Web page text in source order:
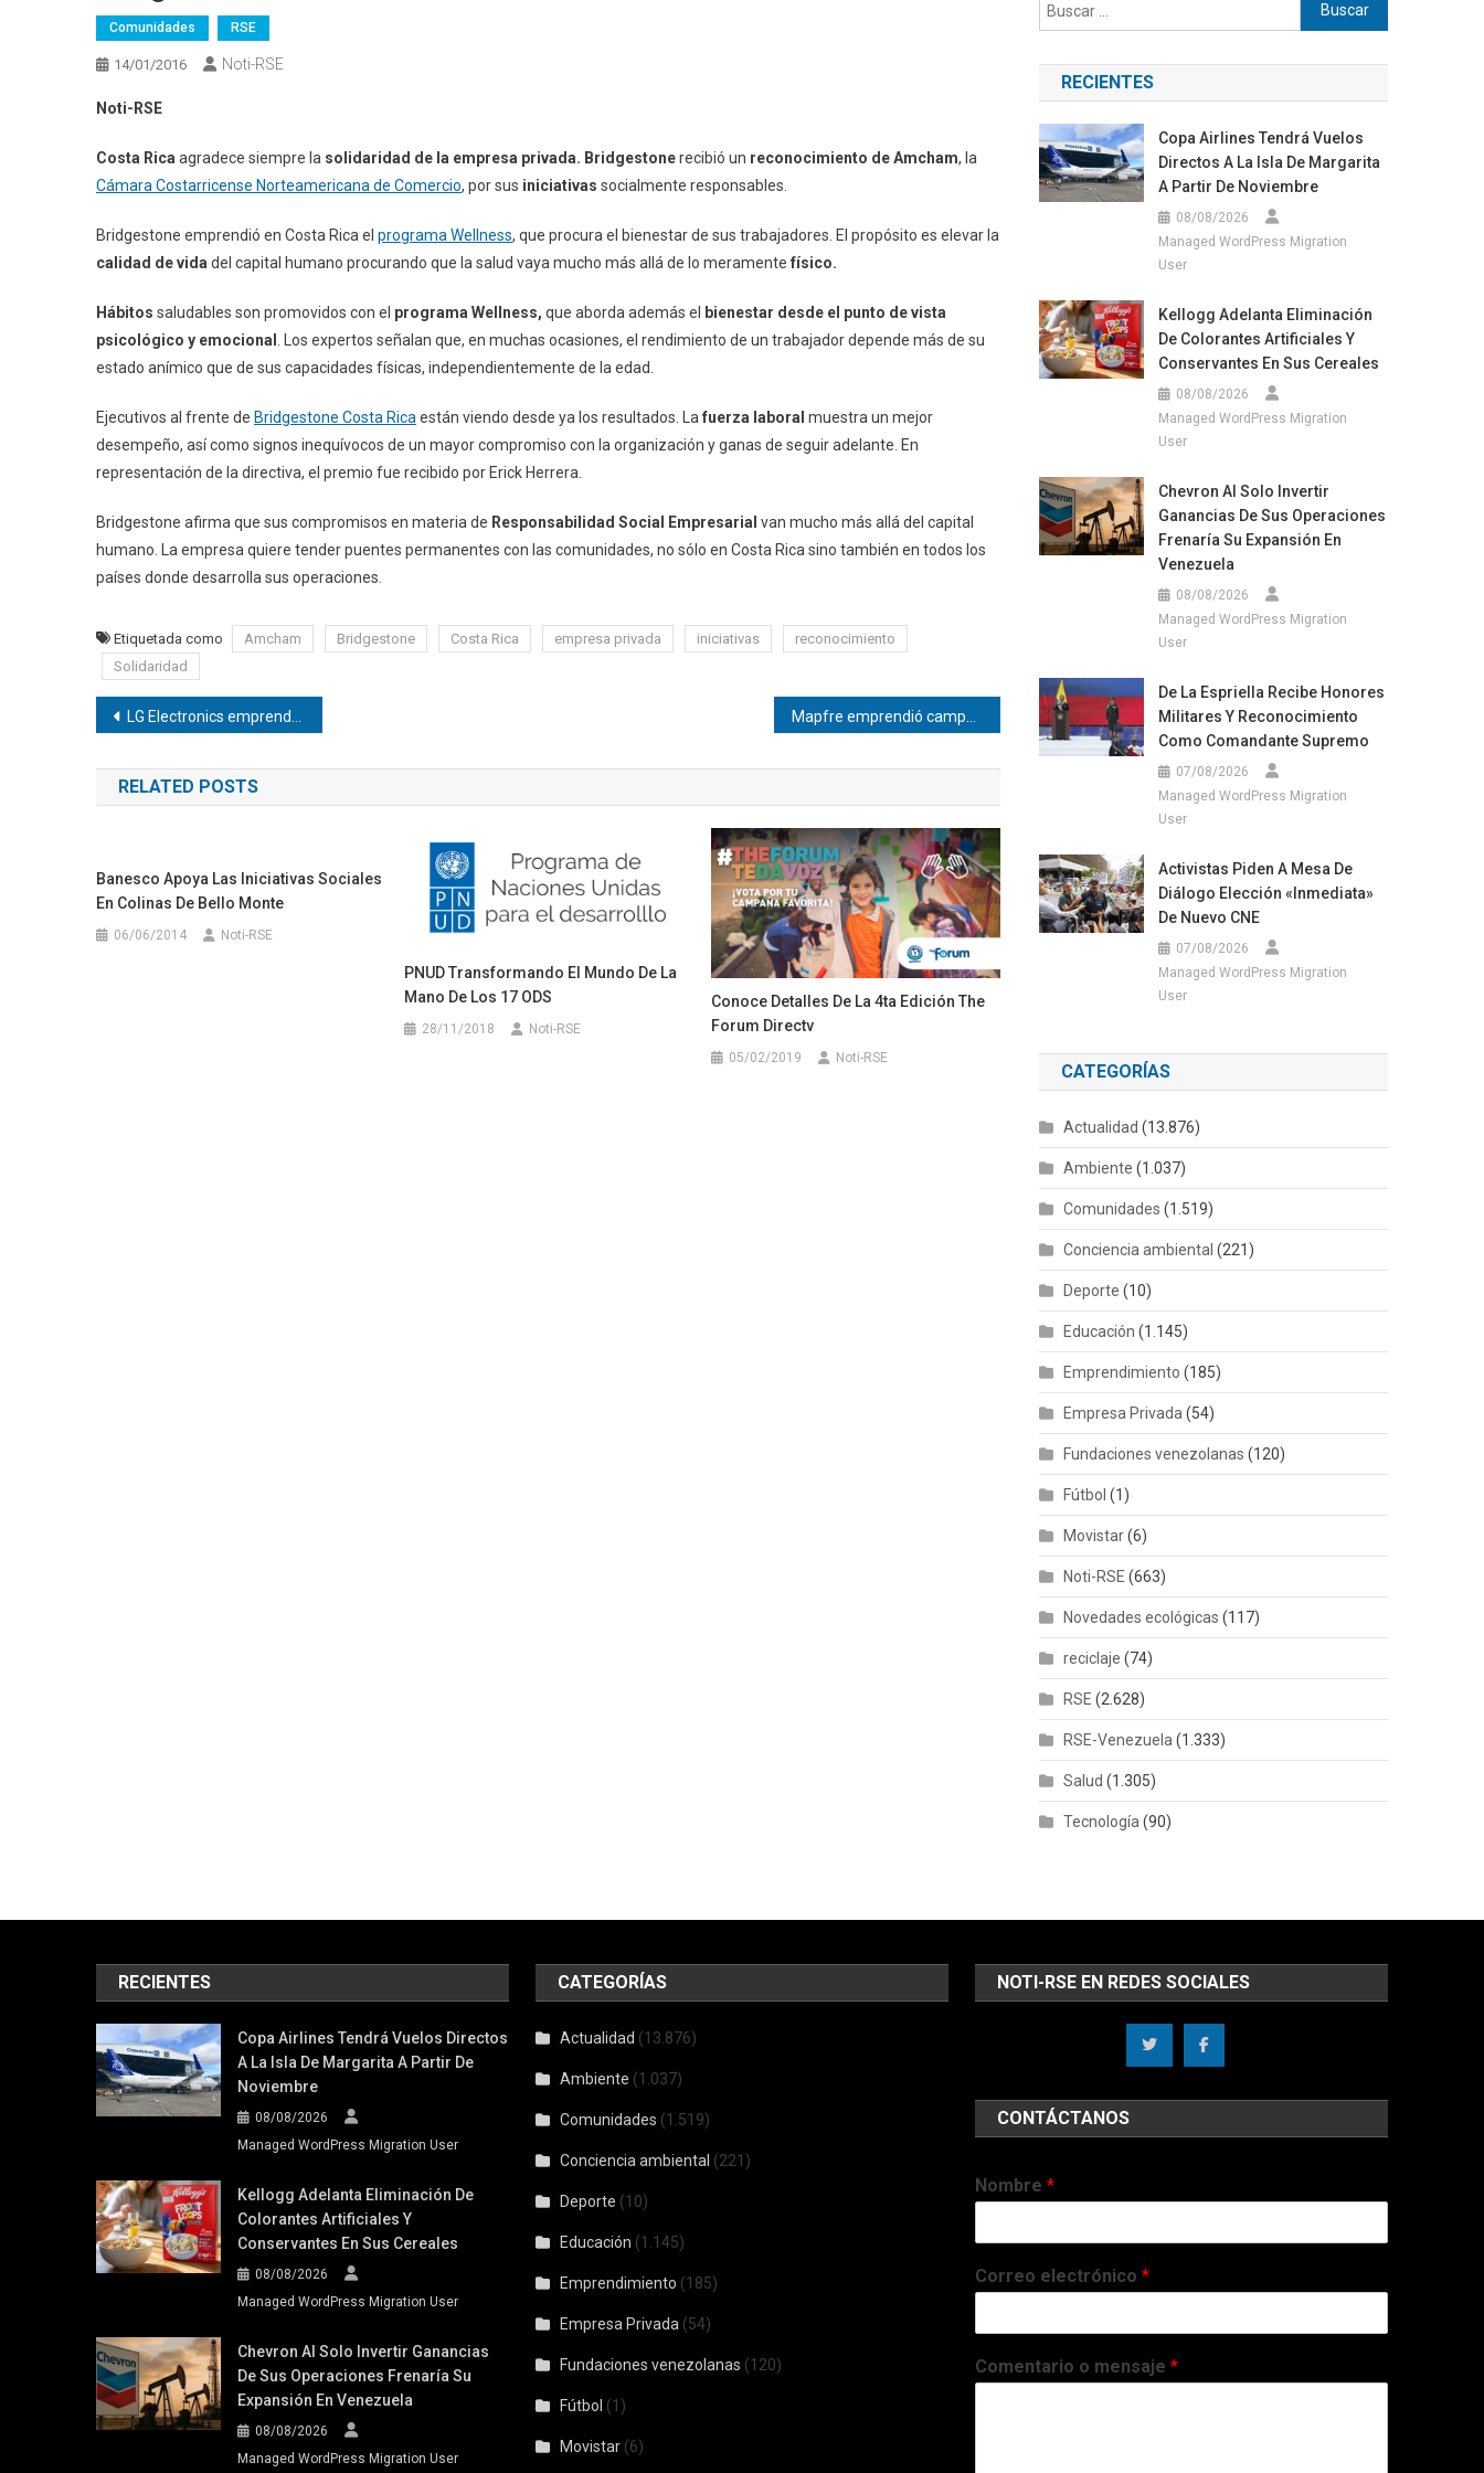
Comunidades RSE
14/01/2016 Noti-RSE
Noti-RSE
Costa Rica agradece siempre la solidaridad de la empresa privada. Bridgestonerecibió un reconocimiento de Amcham, la
Cámara Costarricense Norteamericana de Comercio, por sus iniciativas socialmente responsables.
Bridgestone emprendió en Costa Rica el programa Wellness, que procura el bienestar de sus trabajadores. El propósito es elevar la
calidad de vida del capital humano procurando que la salud vaya mucho más allá de lo meramente físico.
Hábitos saludables son promovidos con el programa Wellness, que aborda además el
bienestar desde el punto de vista
psicológico y emocional
. Los expertos señalan que, en muchas ocasiones, el rendimiento de un trabajador depende más de su
estado anímico que de sus capacidades físicas, independientemente de la edad.
Ejecutivos al frente de Bridgestone Costa Rica están viendo desde ya los resultados. La fuerza laboral muestra un mejor
desempeño, así como signos inequívocos de un mayor compromiso con la organización y ganas de seguir adelante. En
representación de la directiva, el premio fue recibido por Erick Herrera.
Bridgestone afirma que sus compromisos en materia de Responsabilidad Social Empresarial van mucho más allá del capital
humano. La empresa quiere tender puentes permanentes con las comunidades, no sólo en Costa Rica sino también en todos los
países donde desarrolla sus operaciones.
Etiquetada como Amcham Bridgestone Costa Rica empresa privada iniciativas
reconocimiento
Solidaridad
Navegación
de
entradas
LG Electronics emprendió la campaña Sonrisas LG
RELATED POSTS
Banesco Apoya Las Iniciativas Sociales
En Colinas De Bello Monte
06/06/2014 Noti-RSE
PNUD Transformando El Mundo De La
Mano De Los 17 ODS
28/11/2018 Noti-RSE
Conoce Detalles De La 4ta Edición The
Forum Directv
05/02/2019 Noti-RSE
RECIENTES
Copa Airlines Tendrá Vuelos
Directos A La Isla De Margarita
A Partir De Noviembre
08/08/2026
Managed WordPress Migration
User
Kellogg Adelanta Eliminación
De Colorantes Artificiales Y
Conservantes En Sus Cereales
08/08/2026
Managed WordPress Migration
User
Chevron Al Solo Invertir
Ganancias De Sus Operaciones
Frenaría Su Expansión En
Venezuela
08/08/2026
Managed WordPress Migration
User
De La Espriella Recibe Honores
Militares Y Reconocimiento
Como Comandante Supremo
07/08/2026
Managed WordPress Migration
User
Activistas Piden A Mesa De
Diálogo Elección «inmediata»
De Nuevo CNE
07/08/2026
Managed WordPress Migration
User
CATEGORÍAS
Actualidad (13.876)
Ambiente (1.037)
Comunidades (1.519)
Conciencia ambiental (221)
Deporte (10)
Educación (1.145)
Emprendimiento (185)
Empresa Privada (54)
Fundaciones venezolanas (120)
Fútbol (1)
Movistar(6)
Noti-RSE (663)
Novedades ecológicas (117)
reciclaje (74)
RSE (2.628)
RSE-Venezuela (1.333)
Salud (1.305)
Tecnología (90)
RECIENTES
Copa Airlines Tendrá Vuelos Directos
A La Isla De Margarita A Partir De
Noviembre
08/08/2026
Managed WordPress Migration User
Kellogg Adelanta Eliminación De
Colorantes Artificiales Y
Conservantes En Sus Cereales
08/08/2026
Managed WordPress Migration User
Chevron Al Solo Invertir Ganancias
De Sus Operaciones Frenaría Su
Expansión En Venezuela
08/08/2026
Managed WordPress Migration User
CATEGORÍAS
Actualidad (13.876)
Ambiente (1.037)
Comunidades (1.519)
Conciencia ambiental (221)
Deporte (10)
Educación (1.145)
Emprendimiento (185)
Empresa Privada (54)
Fundaciones venezolanas (120)
Fútbol (1)
Movistar (6)
NOTI-RSE EN REDES SOCIALES
CONTÁCTANOS
Nombre *
Correo electrónico *
Comentario o mensaje *